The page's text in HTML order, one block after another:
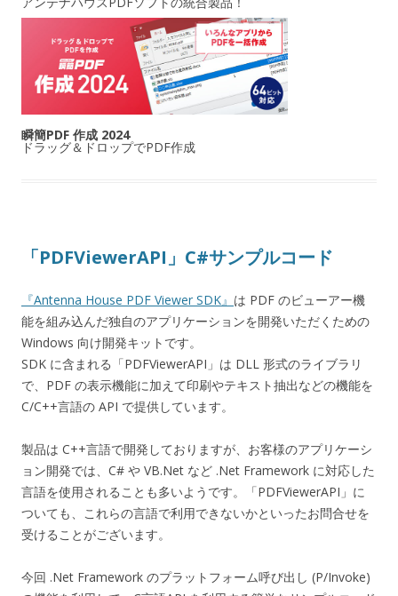
瞬簡PDF 作成 2024
ドラッグ＆ドロップでPDF作成
「PDFViewerAPI」C#サンプルコード
『Antenna House PDF Viewer SDK』 は PDF のビューアー機
能を組み込んだ独自のアプリケーションを開発いただくための
Windows 向け開発キットです。
SDK に含まれる「PDFViewerAPI」は DLL 形式のライブラリ
で、PDF の表示機能に加えて印刷やテキスト抽出などの機能を
C/C++言語の API で提供しています。
製品は C++言語で開発しておりますが、お客様のアプリケーシ
ョン開発では、C# や VB.Net など .Net Framework に対応した
言語を使用されることも多いようです。「PDFViewerAPI」に
ついても、これらの言語で利用できないかといったお問合せを
受けることがございます。
今回 .Net Framework のプラットフォーム呼び出し (P/Invoke)